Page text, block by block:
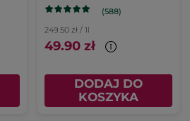
(588)
249.50 zł / 1l
49.90 zł
DODAJ DO
KOSZYKA